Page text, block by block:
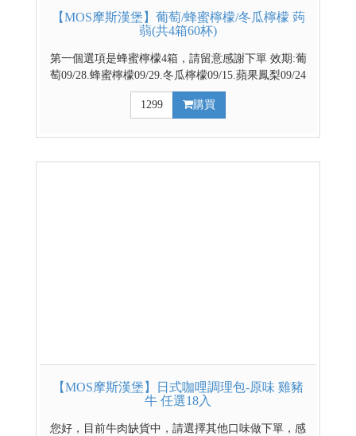
【MOS摩斯漢堡】葡萄/蜂蜜檸檬/冬瓜檸檬 蒟
蒻(共4箱60杯)
第一個選項是蜂蜜檸檬4箱，請留意感謝下單 效期:葡
萄09/28.蜂蜜檸檬09/29.冬瓜檸檬09/15.蘋果鳳梨09/24
官方網路商城 部分優惠與門市不同步，請依賣場實際
公告優惠為主 台灣代表著名水果 餐後解膩好幫手 越
1299 購買
【MOS摩斯漢堡】日式咖哩調理包-原味 雞豬
牛 任選18入
您好，目前牛肉缺貨中，請選擇其他口味做下單，感